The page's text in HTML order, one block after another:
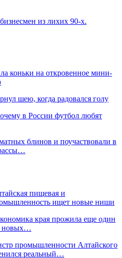
из лихих 90-х.
коньки на откровенное мини-
шею, когда радовался голу
в России футбол любят
блинов и поучаствовали в
пищевая и
ищет новые ниши
края прожила еще один
новых…
промышленности Алтайского
реальный…